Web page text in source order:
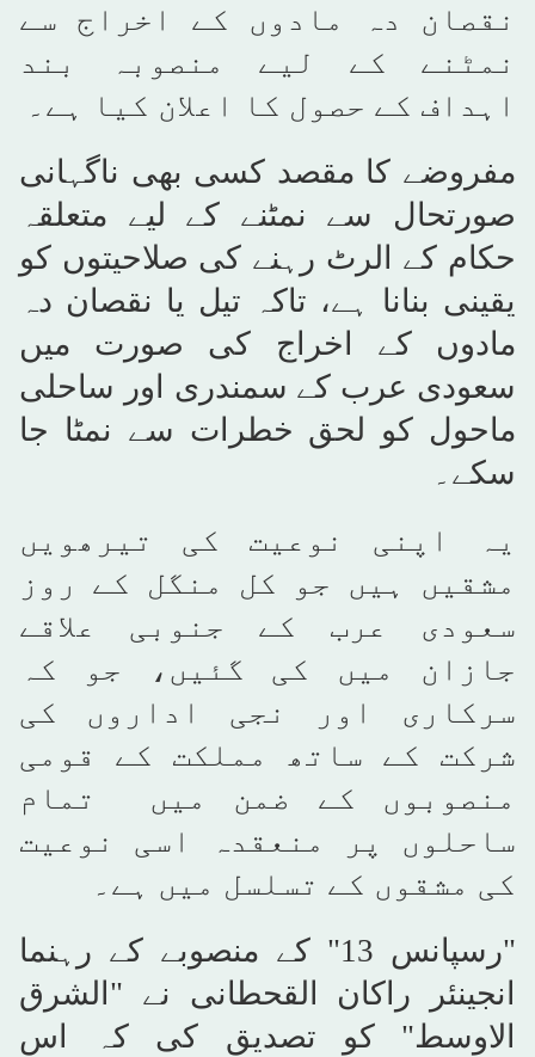
نقصان دہ مادوں کے اخراج سے
نمٹنے کے لیے منصوبہ بند
اہداف کے حصول کا اعلان کیا ہے۔
مفروضے کا مقصد کسی بھی ناگہانی
صورتحال سے نمٹنے کے لیے متعلقہ
حکام کے الرٹ رہنے کی صلاحیتوں کو
یقینی بنانا ہے، تاکہ تیل یا نقصان دہ
مادوں کے اخراج کی صورت میں
سعودی عرب کے سمندری اور ساحلی
ماحول کو لحق خطرات سے نمٹا جا
سکے۔
یہ اپنی نوعیت کی تیرھویں
مشقیں ہیں جو کل منگل کے روز
سعودی عرب کے جنوبی علاقے
جازان میں کی گئیں، جو کہ
سرکاری اور نجی اداروں کی
شرکت کے ساتھ مملکت کے قومی
منصوبوں کے ضمن میں تمام
ساحلوں پر منعقدہ اسی نوعیت
کی مشقوں کے تسلسل میں ہے۔
"رسپانس 13" کے منصوبے کے رہنما
انجینئر راکان القحطانی نے "الشرق
الاوسط" کو تصدیق کی کہ اس